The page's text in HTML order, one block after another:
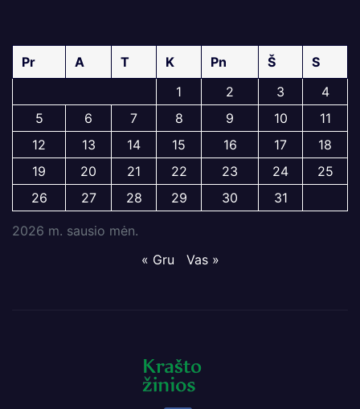
2026 m. sausio mėn.
Pr A T K Pn Š
S
1
2 3
4
5
6 7 8 9 10
11
12
13 14 15 16 17
18
19
20 21 22 23 24
25
26
27 28 29 30 31
« Gru Vas »